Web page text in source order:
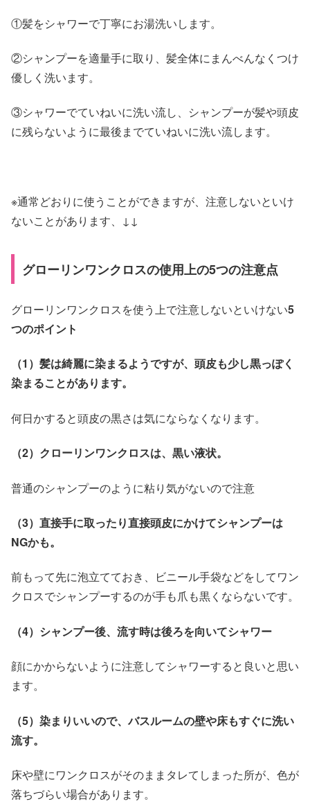
①髪をシャワーで丁寧にお湯洗いします。
②シャンプーを適量手に取り、髪全体にまんべんなくつけ
優しく洗います。
③シャワーでていねいに洗い流し、シャンプーが髪や頭皮
に残らないように最後までていねいに洗い流します。
※通常どおりに使うことができますが、注意しないといけ
ないことがあります、↓↓
グローリンワンクロスの使用上の5つの注意点
グローリンワンクロスを使う上で注意しないといけない5
つのポイント
（1）髪は綺麗に染まるようですが、頭皮も少し黒っぽく
染まることがあります。
何日かすると頭皮の黒さは気にならなくなります。
（2）クローリンワンクロスは、黒い液状。
普通のシャンプーのように粘り気がないので注意
（3）直接手に取ったり直接頭皮にかけてシャンプーは
NGかも。
前もって先に泡立てておき、ビニール手袋などをしてワン
クロスでシャンプーするのが手も爪も黒くならないです。
（4）シャンプー後、流す時は後ろを向いてシャワー
顔にかからないように注意してシャワーすると良いと思い
ます。
（5）染まりいいので、バスルームの壁や床もすぐに洗い
流す。
床や壁にワンクロスがそのままタレてしまった所が、色が
落ちづらい場合があります。